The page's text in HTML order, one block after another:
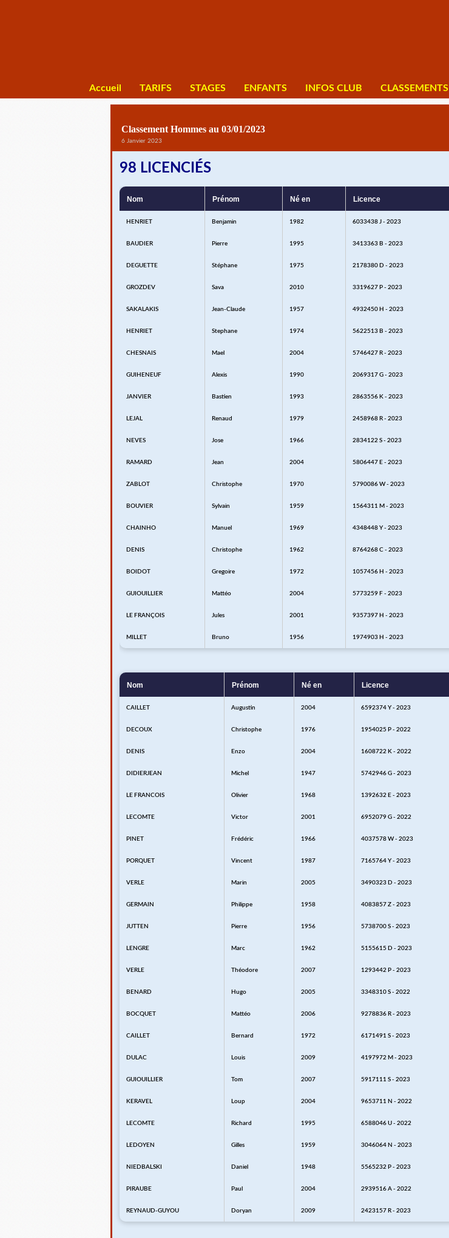
Accueil TARIFS STAGES ENFANTS INFOS CLUB CLASSEMENTS
Classement Hommes au 03/01/2023
6 Janvier 2023
98 LICENCIÉS
Nom Prénom Né en Licence
HENRIET Benjamin 1982 6033438 J - 2023
BAUDIER Pierre 1995 3413363 B - 2023
DEGUETTE Stéphane 1975 2178380 D - 2023
GROZDEV Sava 2010 3319627 P - 2023
SAKALAKIS Jean-Claude 1957 4932450 H - 2023
HENRIET Stephane 1974 5622513 B - 2023
CHESNAIS Mael 2004 5746427 R - 2023
GUIHENEUF Alexis 1990 2069317 G - 2023
JANVIER Bastien 1993 2863556 K - 2023
LEJAL Renaud 1979 2458968 R - 2023
NEVES Jose 1966 2834122 S - 2023
RAMARD Jean 2004 5806447 E - 2023
ZABLOT Christophe 1970 5790086 W - 2023
BOUVIER Sylvain 1959 1564311 M - 2023
CHAINHO Manuel 1969 4348448 Y - 2023
DENIS Christophe 1962 8764268 C - 2023
BOIDOT Gregoire 1972 1057456 H - 2023
GUIOUILLIER Mattéo 2004 5773259 F - 2023
LE FRANÇOIS Jules 2001 9357397 H - 2023
MILLET Bruno 1956 1974903 H - 2023
Nom Prénom Né en Licence
CAILLET Augustin 2004 6592374 Y - 2023
DECOUX Christophe 1976 1954025 P - 2022
DENIS Enzo 2004 1608722 K - 2022
DIDIERJEAN Michel 1947 5742946 G - 2023
LE FRANCOIS Olivier 1968 1392632 E - 2023
LECOMTE Victor 2001 6952079 G - 2022
PINET Frédéric 1966 4037578 W - 2023
PORQUET Vincent 1987 7165764 Y - 2023
VERLE Marin 2005 3490323 D - 2023
GERMAIN Philippe 1958 4083857 Z - 2023
JUTTEN Pierre 1956 5738700 S - 2023
LENGRE Marc 1962 5155615 D - 2023
VERLE Théodore 2007 1293442 P - 2023
BENARD Hugo 2005 3348310 S - 2022
BOCQUET Mattéo 2006 9278836 R - 2023
CAILLET Bernard 1972 6171491 S - 2023
DULAC Louis 2009 4197972 M - 2023
GUIOUILLIER Tom 2007 5917111 S - 2023
KERAVEL Loup 2004 9653711 N - 2022
LECOMTE Richard 1995 6588046 U - 2022
LEDOYEN Gilles 1959 3046064 N - 2023
NIEDBALSKI Daniel 1948 5565232 P - 2023
PIRAUBE Paul 2004 2939516 A - 2022
REYNAUD-GUYOU Doryan 2009 2423157 R - 2023